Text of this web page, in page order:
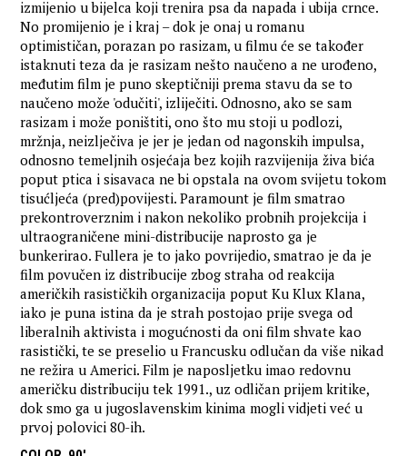
izmijenio u bijelca koji trenira psa da napada i ubija crnce.
No promijenio je i kraj – dok je onaj u romanu
optimističan, porazan po rasizam, u filmu će se također
istaknuti teza da je rasizam nešto naučeno a ne urođeno,
međutim film je puno skeptičniji prema stavu da se to
naučeno može 'odučiti', izliječiti. Odnosno, ako se sam
rasizam i može poništiti, ono što mu stoji u podlozi,
mržnja, neizlječiva je jer je jedan od nagonskih impulsa,
odnosno temeljnih osjećaja bez kojih razvijenija živa bića
poput ptica i sisavaca ne bi opstala na ovom svijetu tokom
tisućljeća (pred)povijesti. Paramount je film smatrao
prekontroverznim i nakon nekoliko probnih projekcija i
ultraograničene mini-distribucije naprosto ga je
bunkerirao. Fullera je to jako povrijedio, smatrao je da je
film povučen iz distribucije zbog straha od reakcija
američkih rasističkih organizacija poput Ku Klux Klana,
iako je puna istina da je strah postojao prije svega od
liberalnih aktivista i mogućnosti da oni film shvate kao
rasistički, te se preselio u Francusku odlučan da više nikad
ne režira u Americi. Film je naposljetku imao redovnu
američku distribuciju tek 1991., uz odličan prijem kritike,
dok smo ga u jugoslavenskim kinima mogli vidjeti već u
prvoj polovici 80-ih.